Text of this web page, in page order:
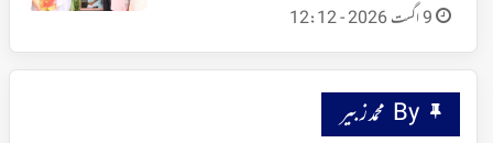
9 اگست 2026 - 12:12
By محمد زبیر